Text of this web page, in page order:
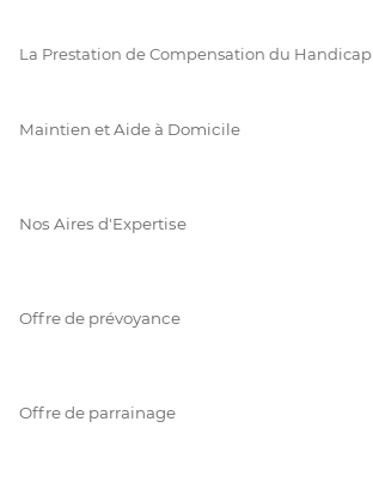
La Prestation de Compensation du Handicap
Maintien et Aide à Domicile
Nos Aires d'Expertise
Offre de prévoyance
Offre de parrainage